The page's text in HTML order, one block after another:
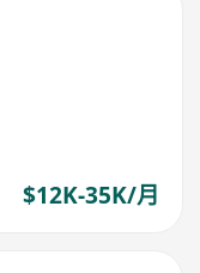
$12K-35K/月